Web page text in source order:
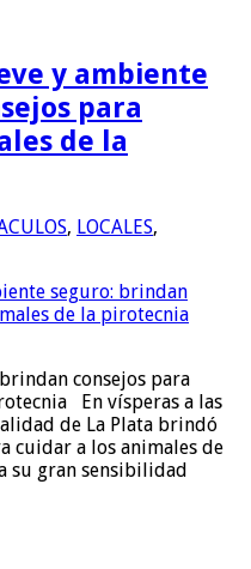
y ambiente
para
de la
, LOCALES,
consejos para
En vísperas a las
de La Plata brindó
cuidar a los animales de
su gran sensibilidad